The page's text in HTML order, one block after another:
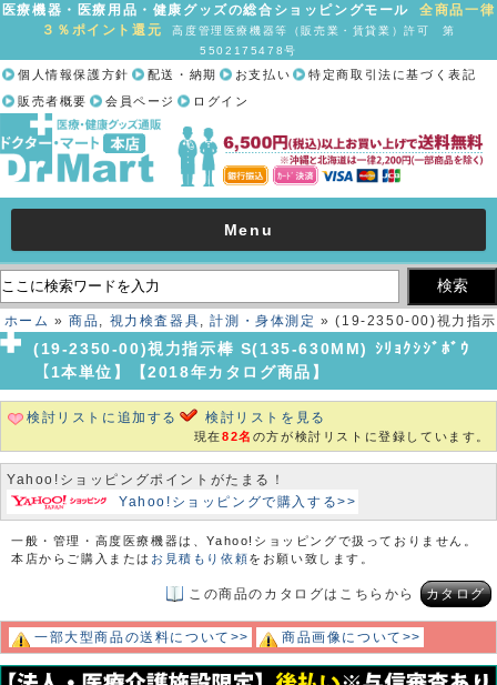
医療機器・医療用品・健康グッズの総合ショッピングモール全商品一律
３％ポイント還元
高度管理医療機器等（販売業・賃貸業）許可 第
5502175478号
個人情報保護方針 配送・納期 お支払い
特定商取引法に基づく表記
販売者概要
会員ページ ログイン
Menu
ホーム »商品, 視力検査器具,計測・身体測定 » (19-2350-00)視力指示
棒 S(135-630MM) ｼﾘｮｸｼｼﾞﾎﾞｳ【1本単位】【2018年カタログ商品】
(19-2350-00)視力指示棒 S(135-630MM) ｼﾘｮｸｼｼﾞﾎﾞｳ
【1本単位】【2018年カタログ商品】
検討リストに追加する 検討リストを見る
現在82名 の方が検討リストに登録しています。
Yahoo!ショッピングポイントがたまる！
Yahoo!ショッピングで購入する>>
一般・管理・高度医療機器は、Yahoo!ショッピングで扱っておりません。
本店からご購入または お見積もり依頼をお願い致します。
この商品のカタログはこちらから カタログ
一部大型商品の送料について>> 商品画像について>>